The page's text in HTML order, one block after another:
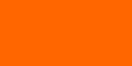
| Alle rechten voorbehouden.